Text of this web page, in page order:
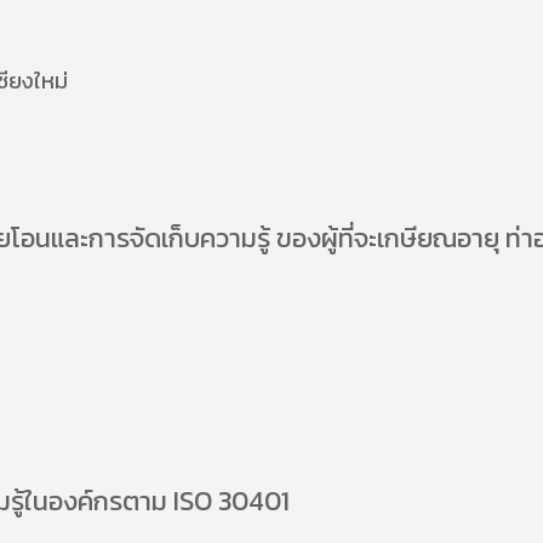
ยงใหม่
อนและการจัดเก็บความรู้ ของผู้ที่จะเกษียณอายุ ท่
ในองค์กรตาม ISO 30401